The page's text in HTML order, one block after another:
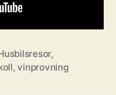
,
,vinprovning